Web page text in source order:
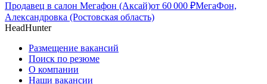
Продавец в салон Мегафон (Аксай)от 60 000 ₽МегаФон,
Александровка (Ростовская область)
HeadHunter
Размещение вакансий
Поиск по резюме
О компании
Наши вакансии